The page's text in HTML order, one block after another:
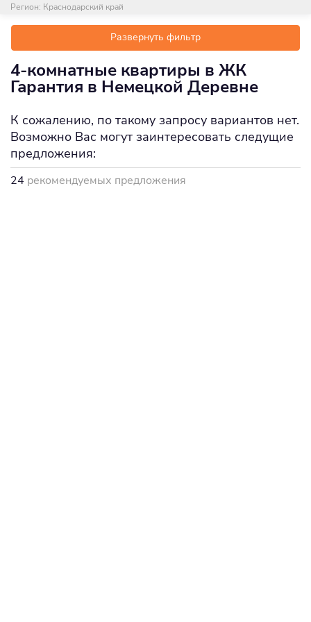
Регион: Краснодарский край
Развернуть фильтр
4-комнатные квартиры в ЖК
Гарантия в Немецкой Деревне
К сожалению, по такому запросу вариантов нет.
Возможно Вас могут заинтересовать следущие
предложения:
24 рекомендуемых предложения